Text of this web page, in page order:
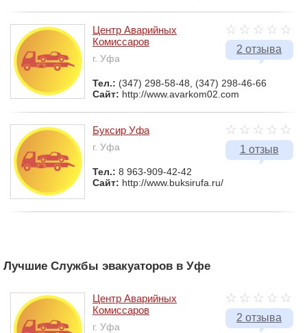
2 отзыва
Центр Аварийных
Комиссаров
г. Уфа
Тел.: (347) 298-58-48, (347) 298-46-66
Сайт: http://www.avarkom02.com
1 отзыв
Буксир Уфа
г. Уфа
Тел.: 8 963-909-42-42
Сайт: http://www.buksirufa.ru/
Лучшие Службы эвакуаторов в Уфе
2 отзыва
Центр Аварийных
Комиссаров
г. Уфа